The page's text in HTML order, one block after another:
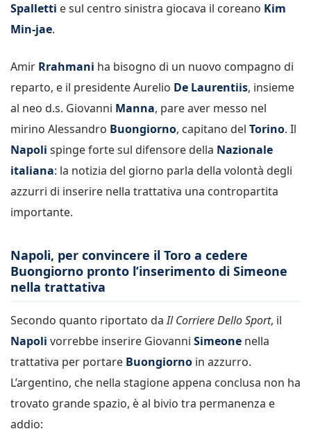
Spalletti e sul centro sinistra giocava il coreano Kim
Min-jae.
Amir Rrahmani ha bisogno di un nuovo compagno di
reparto, e il presidente Aurelio De Laurentiis, insieme
al neo d.s. Giovanni Manna, pare aver messo nel
mirino Alessandro Buongiorno, capitano del Torino. Il
Napoli spinge forte sul difensore della Nazionale
italiana: la notizia del giorno parla della volontà degli
azzurri di inserire nella trattativa una contropartita
importante.
Napoli, per convincere il Toro a cedere
Buongiorno pronto l’inserimento di Simeone
nella trattativa
Secondo quanto riportato daIl Corriere Dello Sport, il
Napoli vorrebbe inserire Giovanni Simeone nella
trattativa per portare Buongiorno in azzurro.
L’argentino, che nella stagione appena conclusa non ha
trovato grande spazio, è al bivio tra permanenza e
addio: